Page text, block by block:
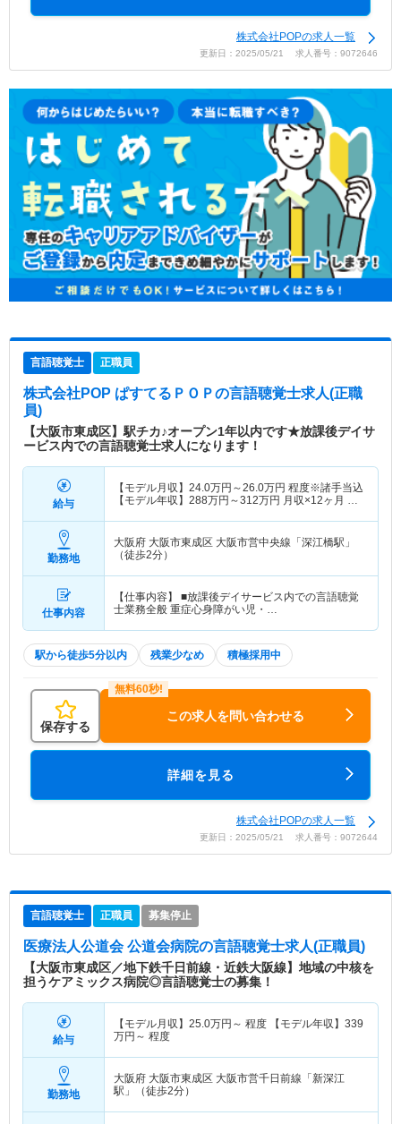
株式会社POPの求人一覧
更新日：2025/05/21 求人番号：9072646
言語聴覚士 正職員
株式会社POP ぱすてるＰＯＰの言語聴覚士求人(正職
員)
【大阪市東成区】駅チカ♪オープン1年以内です★放課後デイサ
ービス内での言語聴覚士求人になります！
給与
【モデル月収】 24.0万円～26.0万円 程度※諸手当込
【モデル年収】 288万円～312万円 月収×12ヶ月 賞
勤務地
大阪府 大阪市東成区 大阪市営中央線「深江橋駅」
（徒歩2分）
仕事内容
【仕事内容】 ■放課後デイサービス内での言語聴覚
士業務全般 重症心身障がい児・…
駅から徒歩5分以内 残業少なめ 積極採用中
保存する
この求人を問い合わせる
詳細を見る
株式会社POPの求人一覧
更新日：2025/05/21 求人番号：9072644
言語聴覚士 正職員 募集停止
医療法人公道会 公道会病院の言語聴覚士求人(正職員)
【大阪市東成区／地下鉄千日前線・近鉄大阪線】地域の中核を
担うケアミックス病院◎言語聴覚士の募集！
給与
【モデル月収】 25.0万円～ 程度 【モデル年収】 339
万円～ 程度
勤務地
大阪府 大阪市東成区 大阪市営千日前線「新深江
駅」（徒歩2分）